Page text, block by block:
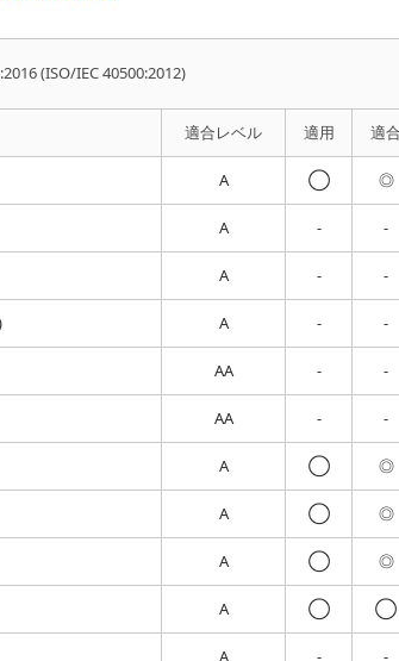
(ISO/IEC 40500:2012)
適合レベル 適用 適合
A ◯ ◎
A - -
A - -
A - -
AA - -
AA - -
A ◯ ◎
A ◯ ◎
A ◯ ◎
A ◯ ◯
A - -